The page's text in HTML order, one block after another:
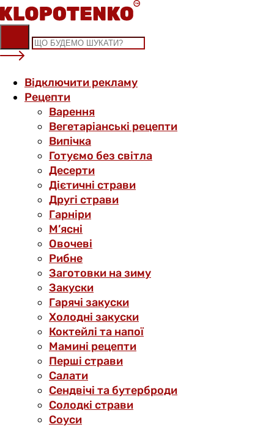
Skip
to
content
Відключити рекламу
Рецепти
Варення
Вегетаріанські рецепти
Випічка
Готуємо без світла
Десерти
Дієтичні страви
Другі страви
Гарніри
М’ясні
Овочеві
Рибне
Заготовки на зиму
Закуски
Гарячі закуски
Холодні закуски
Коктейлі та напої
Мамині рецепти
Перші страви
Салати
Сендвічі та бутерброди
Солодкі страви
Соуси